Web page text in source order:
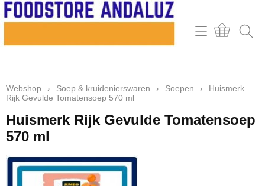
Home
Contact
Mijn account
Retour & klachten
Informatie
Webshop › Soep & kruidenierswaren › Soepen ›
Huismerk
Rijk Gevulde Tomatensoep 570 ml
Huismerk Rijk Gevulde Tomatensoep
570 ml